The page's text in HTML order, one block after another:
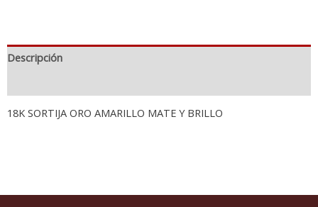
cantidad
Descripción
18K SORTIJA ORO AMARILLO MATE Y BRILLO